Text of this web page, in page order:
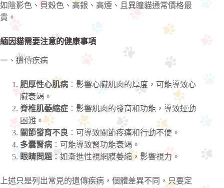
如陰影色、貝殼色、高銀、高煙、且異瞳貓通常價格最
貴。
緬因貓需要注意的健康事項
一、遺傳疾病
肥厚性心肌病 ：影響心臟肌肉的厚度，可能導致心
臟衰竭。
脊椎肌萎縮症 ：影響肌肉的發育和功能，導致運動
困難。
關節發育不良 ：可導致關節疼痛和行動不便。
多囊腎病 ：可能導致腎功能衰竭。
眼睛問題 ：如漸進性視網膜萎縮，影響視力。
上述只是列出常見的遺傳疾病，個體差異不同，只要定